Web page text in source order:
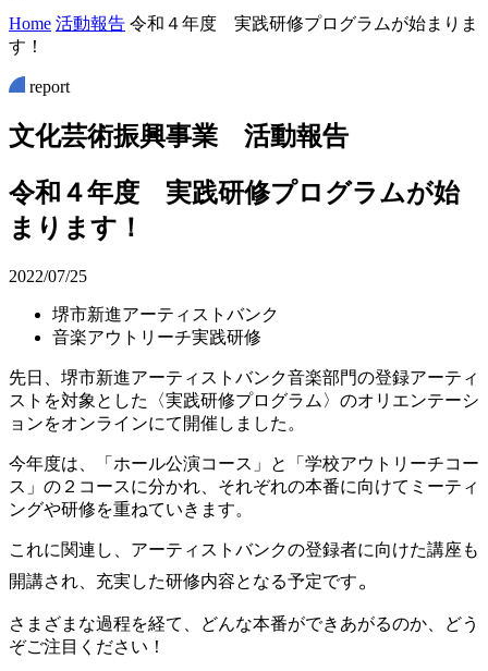
Home 活動報告 令和４年度 実践研修プログラムが始まりま
す！
report
文化芸術振興事業 活動報告
令和４年度 実践研修プログラムが始
まります！
2022/07/25
堺市新進アーティストバンク
音楽アウトリーチ実践研修
先日、堺市新進アーティストバンク音楽部門の登録アーティ
ストを対象とした〈実践研修プログラム〉のオリエンテーシ
ョンをオンラインにて開催しました。
今年度は、「ホール公演コース」と「学校アウトリーチコー
ス」の２コースに分かれ、それぞれの本番に向けてミーティ
ングや研修を重ねていきます。
これに関連し、アーティストバンクの登録者に向けた講座も
開講され、充実した研修内容となる予定です。
さまざまな過程を経て、どんな本番ができあがるのか、どう
ぞご注目ください！